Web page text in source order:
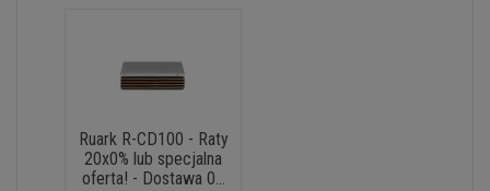
Ruark R-CD100 - Raty
20x0% lub specjalna
oferta! - Dostawa 0...